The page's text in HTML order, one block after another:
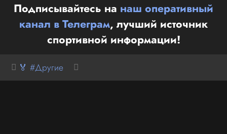
Подписывайтесь на наш оперативный
канал в Телеграм, лучший источник
спортивной информации!
🏅 #Другие